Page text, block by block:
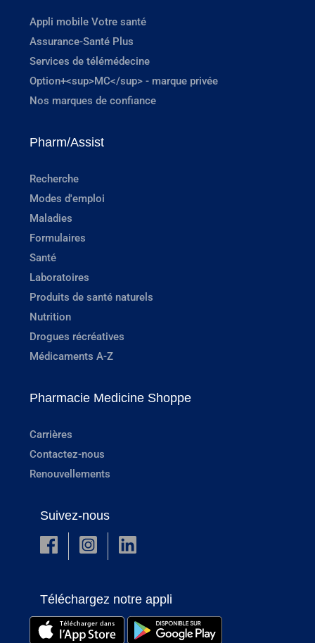
Appli mobile Votre santé
Assurance-Santé Plus
Services de télémédecine
Option+<sup>MC</sup> - marque privée
Nos marques de confiance
Pharm/Assist
Recherche
Modes d'emploi
Maladies
Formulaires
Santé
Laboratoires
Produits de santé naturels
Nutrition
Drogues récréatives
Médicaments A-Z
Pharmacie Medicine Shoppe
Carrières
Contactez-nous
Renouvellements
Suivez-nous
Téléchargez notre appli